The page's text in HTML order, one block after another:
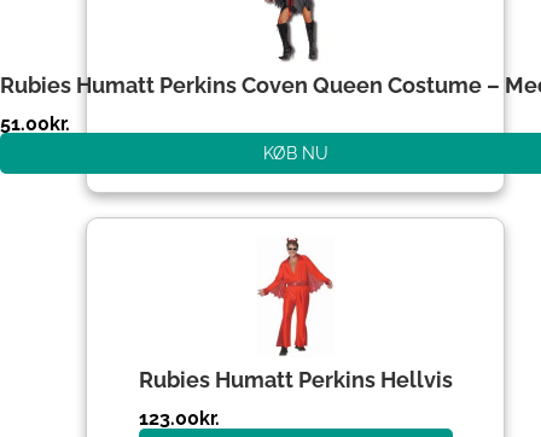
Rubies Humatt Perkins Coven Queen Costume –
51.00kr.
KØB NU
Rubies Humatt Perkins Hellvis
123.00kr.